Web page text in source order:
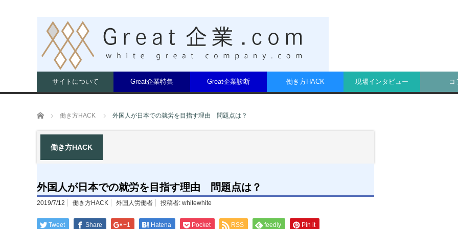
サイトについて Great企業特集 Great企業診断 働き方HACK 現場インタビュー コ
ホーム 働き方HACK 外国人が日本での就労を目指す理由 問題点は？
働き方HACK
外国人が日本での就労を目指す理由 問題点は？
2019/7/12 働き方HACK 外国人労働者 投稿者: whitewhite
Tweet Share +1 Hatena Pocket RSS feedly Pin it